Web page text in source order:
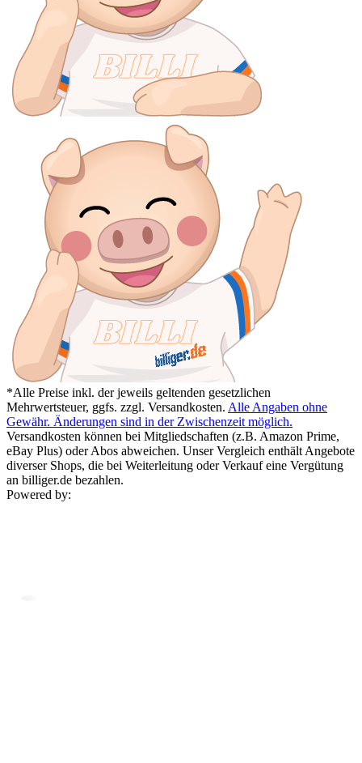
*Alle Preise inkl. der jeweils geltenden gesetzlichen
Mehrwertsteuer, ggfs. zzgl. Versandkosten. Alle Angaben ohne
Gewähr. Änderungen sind in der Zwischenzeit möglich.
Versandkosten können bei Mitgliedschaften (z.B. Amazon Prime,
eBay Plus) oder Abos abweichen. Unser Vergleich enthält Angebote
diverser Shops, die bei Weiterleitung oder Verkauf eine Vergütung
an billiger.de bezahlen.
Powered by: